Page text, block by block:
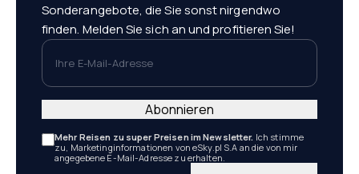
Sonderangebote, die Sie sonst nirgendwo
finden. Melden Sie sich an und profitieren Sie!
Ihre E-Mail-Adresse
Mehr Reisen zu super Preisen im Newsletter. Ich stimme
zu, Marketinginformationen von eSky.pl S.A an die von mir
angegebene E-Mail-Adresse zu erhalten.
Abonnieren